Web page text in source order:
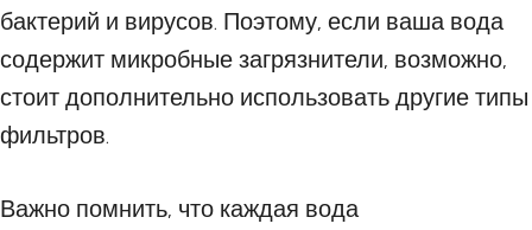
бактерий и вирусов. Поэтому, если ваша вода
содержит микробные загрязнители, возможно,
стоит дополнительно использовать другие типы
фильтров.
Важно помнить, что каждая вода